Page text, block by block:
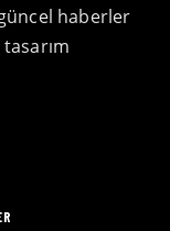
haberler